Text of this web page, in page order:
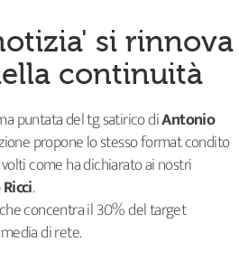
si rinnova
continuità
puntata del tg satirico diAntonio
propone lo stesso format condito
come ha dichiarato ai nostri
.
concentra il 30% del target
di rete.